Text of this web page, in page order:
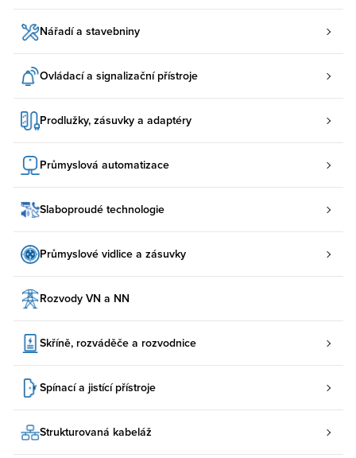
Nářadí a stavebniny
Ovládací a signalizační přístroje
Prodlužky, zásuvky a adaptéry
Průmyslová automatizace
Slaboproudé technologie
Průmyslové vidlice a zásuvky
Rozvody VN a NN
Skříně, rozváděče a rozvodnice
Spínací a jistící přístroje
Strukturovaná kabeláž